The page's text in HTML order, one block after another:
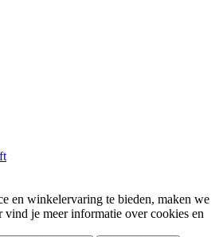
en winkelervaring te bieden, maken we
je meer informatie over cookies en